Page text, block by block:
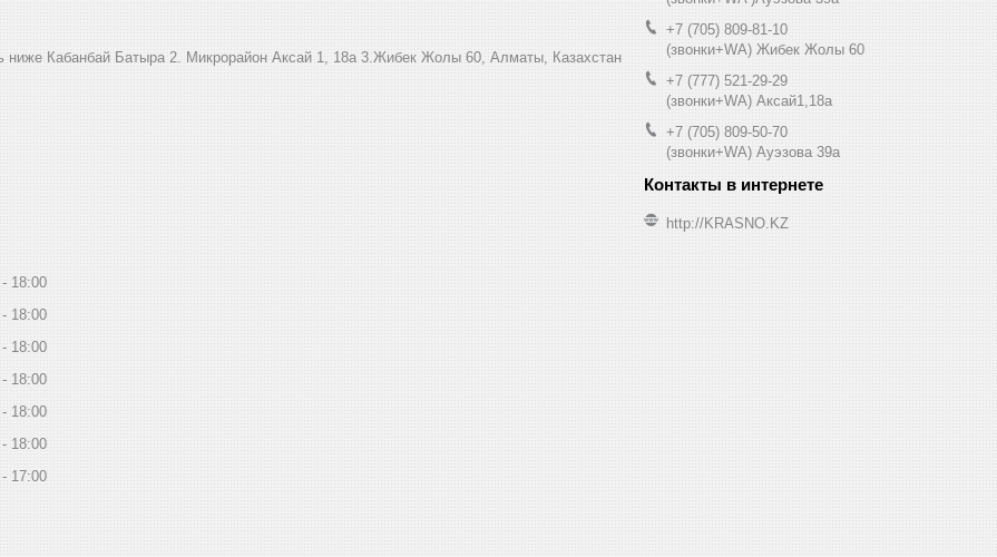
Кабанбай Батыра ㅤㅤㅤㅤㅤㅤㅤㅤㅤㅤㅤㅤㅤㅤ2. ​Микрорайон Аксай 1, 18а 3.Жибек Жолы 60, Алматы, Казахстан
+7 (705) 809-81-10
(звонки+WA) Жибек Жолы 60
+7 (777) 521-29-29
(звонки+WA) Аксай1,18а
+7 (705) 809-50-70
(звонки+WA) Ауэзова 39а
http://KRASNO.KZ
18:00
18:00
18:00
18:00
18:00
18:00
17:00